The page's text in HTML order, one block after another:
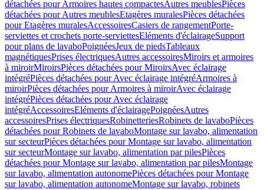
détachées pour Armoires hautes compactesAutres meublesPièces
détachées pour Autres meublesEtagères muralesPièces détachées
pour Etagères muralesAccessoiresCasiers de rangementPorte-
serviettes et crochets porte-serviettesEléments d'éclairageSupport
pour plans de lavaboPoignéesJeux de piedsTableaux
magnétiquesPrises électriquesAutres accessoiresMiroirs et armoires
à miroirMiroirsPièces détachées pour MiroirsAvec éclairage
intégréPièces détachées pour Avec éclairage intégréArmoires à
miroirPièces détachées pour Armoires à miroirAvec éclairage
intégréPièces détachées pour Avec éclairage
intégréAccessoiresEléments d'éclairagePoignéesAutres
accessoiresPrises électriquesRobinetteriesRobinets de lavaboPièces
détachées pour Robinets de lavaboMontage sur lavabo, alimentation
sur secteurPièces détachées pour Montage sur lavabo, alimentation
sur secteurMontage sur lavabo, alimentation par pilesPièces
détachées pour Montage sur lavabo, alimentation par pilesMontage
sur lavabo, alimentation autonomePièces détachées pour Montage
sur lavabo, alimentation autonomeMontage sur lavabo, robinets